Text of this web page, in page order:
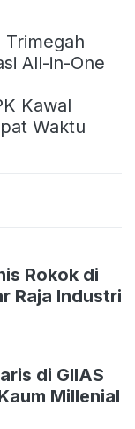
Trimegah
All-in-One
Kawal
Waktu
Rokok di
Raja Industri
di GIIAS
Millenial